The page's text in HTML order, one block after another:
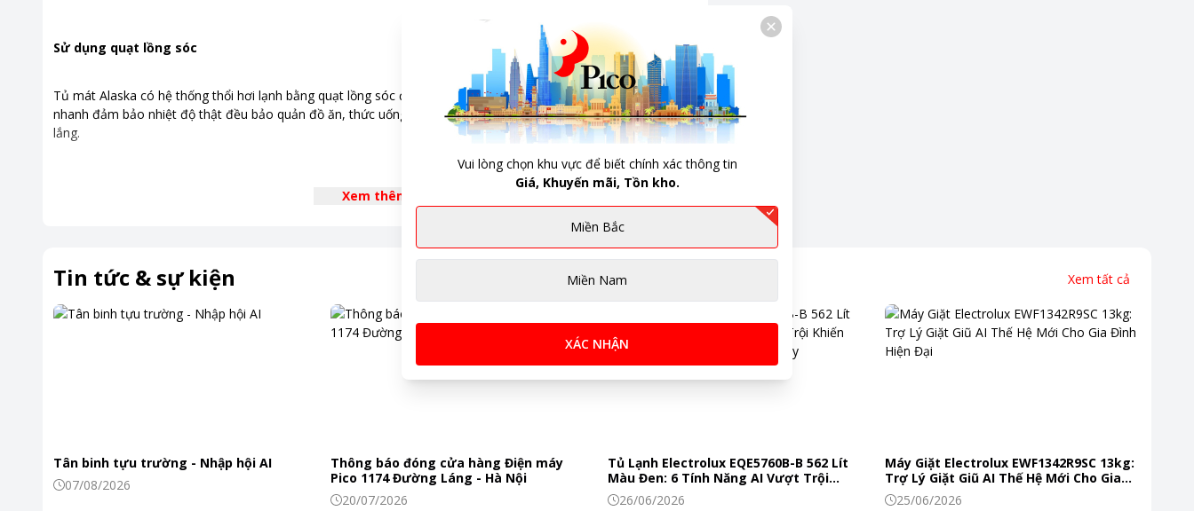
Sử dụng quạt lồng sóc
Tủ mát Alaska có hệ thống thổi hơi lạnh bằng quạt lồng sóc đưa hơi lạnh đến từng góc tủ và khả năng làm lạnh
nhanh đảm bảo nhiệt độ thật đều bảo quản đồ ăn, thức uống an toàn cho sức khỏe mà chúng ta không cần lo
lắng.
Lòng tủ được làm bằng nhựa ABS cao cấp tạo sự bắt mắt và giúp cho việc vệ sinh dễ dàng hơn. Ngoài ra, tủ
còn trang bị bánh xe chịu lực dễ dàng di chuyển mọi hướng.
Xem thêm
Tin tức & sự kiện Xem tất cả
Tân binh tựu trường - Nhập hội AI
07/08/2026
Thông báo đóng cửa hàng Điện máy
Pico 1174 Đường Láng - Hà Nội
20/07/2026
Tủ Lạnh Electrolux EQE5760B-B 562 Lít
Màu Đen: 6 Tính Năng AI Vượt Trội
Khiến Thực Phẩm Tươi Ngon Mỗi Ngày
26/06/2026
Máy Giặt Electrolux EWF1342R9SC 13kg:
Trợ Lý Giặt Giũ AI Thế Hệ Mới Cho Gia
Đình Hiện Đại
25/06/2026
Vui lòng chọn khu vực để biết chính xác thông tin
Giá, Khuyến mãi, Tồn kho.
Miền Bắc
Miền Nam
XÁC NHẬN